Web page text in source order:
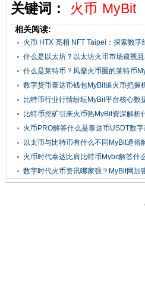
关键词： 火币 MyBit
相关阅读:
火币 HTX 亮相 NFT Taipei：探索数字
什么是以太坊？以太坊火币市场窥视
什么是莱特币？风靡火币圈的莱特币
数字货币泰达币钱包MyBit追火币把握
比特币行业行情纷纭MyBit平台核心数
比特币挖矿引来火币热MyBit资深解析
火币PRO解答什么是泰达币USDT数
Mybit
以太币与比特币有什么不同MyBit通俗
火币时代泰达比肩比特币Mybit解答什
数字时代火币资讯哪家强？MyBit网加